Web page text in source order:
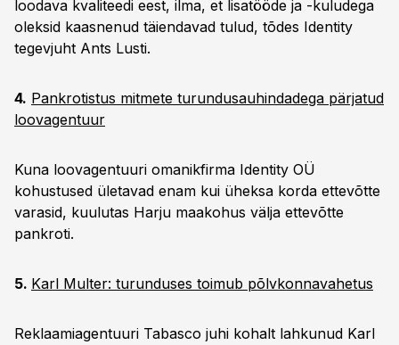
loodava kvaliteedi eest, ilma, et lisatööde ja -kuludega
oleksid kaasnenud täiendavad tulud, tõdes Identity
tegevjuht Ants Lusti.
4. Pankrotistus mitmete turundusauhindadega pärjatud
loovagentuur
Kuna loovagentuuri omanikfirma Identity OÜ
kohustused ületavad enam kui üheksa korda ettevõtte
varasid, kuulutas Harju maakohus välja ettevõtte
pankroti.
5. Karl Multer: turunduses toimub põlvkonnavahetus
Reklaamiagentuuri Tabasco juhi kohalt lahkunud Karl